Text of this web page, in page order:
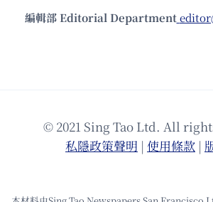
編輯部 Editorial Department
© 2021 Sing Tao Ltd. All
私隱政策聲明 | 使⽤條款 |